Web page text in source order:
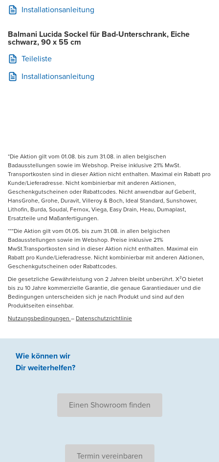
Installationsanleitung
Balmani Lucida Sockel für Bad-Unterschrank, Eiche
schwarz, 90 x 55 cm
Teileliste
Installationsanleitung
*Die Aktion gilt vom 01.08. bis zum 31.08. in allen belgischen
Badausstellungen sowie im Webshop. Preise inklusive 21% MwSt.
Transportkosten sind in dieser Aktion nicht enthalten. Maximal ein Rabatt pro
Kunde/Lieferadresse. Nicht kombinierbar mit anderen Aktionen,
Geschenkgutscheinen oder Rabattcodes. Nicht anwendbar auf Geberit,
HansGrohe, Grohe, Duravit, Villeroy & Boch, Ideal Standard, Sunshower,
Lithofin, Burda, Soudal, Fernox, Viega, Easy Drain, Heau, Dumaplast,
Ersatzteile und Maßanfertigungen.
***Die Aktion gilt vom 01.05. bis zum 31.08. in allen belgischen
Badausstellungen sowie im Webshop. Preise inklusive 21%
MwSt.Transportkosten sind in dieser Aktion nicht enthalten. Maximal ein
Rabatt pro Kunde/Lieferadresse. Nicht kombinierbar mit anderen Aktionen,
Geschenkgutscheinen oder Rabattcodes.
Die gesetzliche Gewährleistung von 2 Jahren bleibt unberührt. X²O bietet
bis zu 10 Jahre kommerzielle Garantie, die genaue Garantiedauer und die
Bedingungen unterscheiden sich je nach Produkt und sind auf den
Produktseiten einsehbar.
Nutzungsbedingungen – Datenschutzrichtlinie
Wie können wir
Dir weiterhelfen?
Einen Showroom finden
Termin vereinbaren